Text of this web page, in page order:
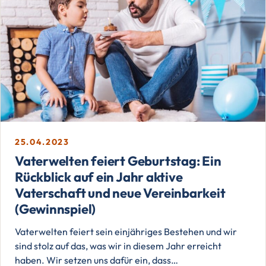
25.04.2023
Vaterwelten feiert Geburtstag: Ein
Rückblick auf ein Jahr aktive
Vaterschaft und neue Vereinbarkeit
(Gewinnspiel)
Vaterwelten feiert sein einjähriges Bestehen und wir
sind stolz auf das, was wir in diesem Jahr erreicht
haben. Wir setzen uns dafür ein, dass…